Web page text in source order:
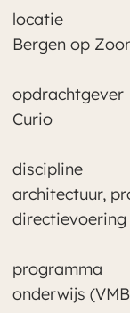
locatie
Bergen op
opdrachtgever
Curio
discipline
architectuur,
directievoering
programma
onderwijs